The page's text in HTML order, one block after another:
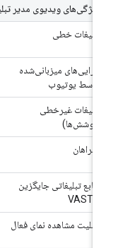
ویژگی‌های ویدیوی مدیر تبلیغات
تبلیغات خطی
دارایی‌های میزبانی‌شده
توسط یوتیوب
تبلیغات غیرخطی
(پوشش‌ها)
همراهان
منابع تبلیغاتی جایگزین
VAST 3
قابلیت مشاهده نمای فعال